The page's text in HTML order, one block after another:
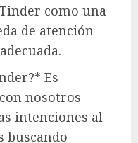
como una
de atención
Es
nosotros
intenciones al
buscando